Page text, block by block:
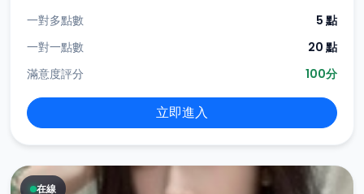
一對多點數
5 點
一對一點數
20 點
滿意度評分
100分
立即進入
在線